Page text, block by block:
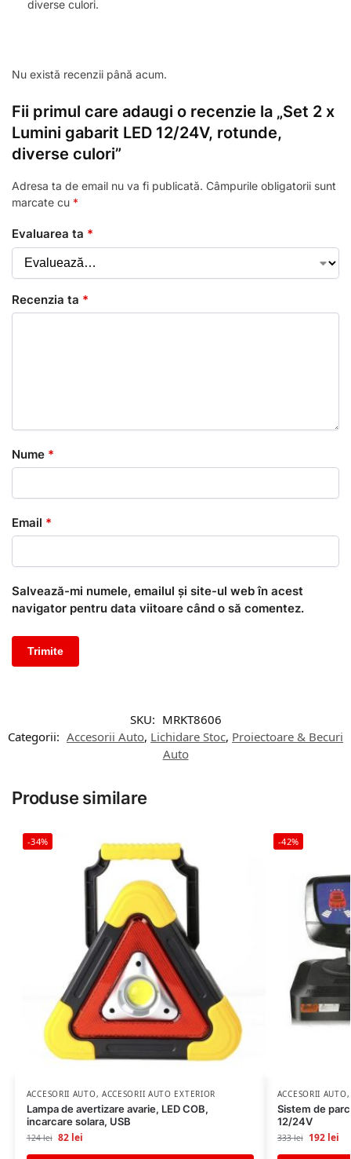
diverse culori.
Nu există recenzii până acum.
Fii primul care adaugi o recenzie la „Set 2 x
Lumini gabarit LED 12/24V, rotunde,
diverse culori”
Adresa ta de email nu va fi publicată. Câmpurile obligatorii sunt
marcate cu *
Evaluarea ta *
Recenzia ta *
Nume *
Email *
Salvează-mi numele, emailul și site-ul web în acest
navigator pentru data viitoare când o să comentez.
SKU: MRKT8606
Categorii: Accesorii Auto, Lichidare Stoc, Proiectoare & Becuri
Auto
Produse similare
-34%
ACCESORII AUTO, ACCESORII AUTO EXTERIOR
Lampa de avertizare avarie, LED COB,
incarcare solara, USB
124lei 82 lei
-42%
ACCESORII AUTO
Sistem de
12/24V
333lei 192 lei